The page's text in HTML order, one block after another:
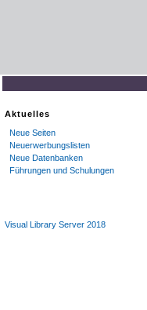
Aktuelles
Neue Seiten
Neuerwerbungslisten
Neue Datenbanken
Führungen und Schulungen
Visual Library Server 2018